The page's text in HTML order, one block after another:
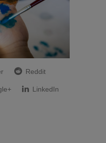
Reddit
LinkedIn